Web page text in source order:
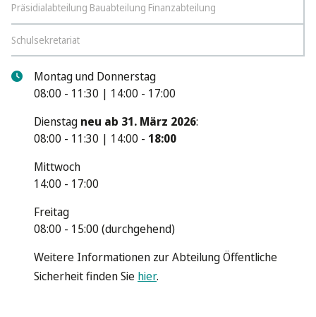
Präsidialabteilung Bauabteilung Finanzabteilung
Schulsekretariat
Montag und Donnerstag
08:00 - 11:30 | 14:00 - 17:00
Dienstag neu ab 31. März 2026:
08:00 - 11:30 | 14:00 - 18:00
Mittwoch
14:00 - 17:00
Freitag
08:00 - 15:00 (durchgehend)
Weitere Informationen zur Abteilung Öffentliche
Sicherheit finden Sie hier.